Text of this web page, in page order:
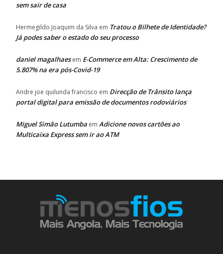
sem sair de casa
Hermegildo Joaquim da Silva em Tratou o Bilhete de Identidade?
Já podes saber o estado do seu processo
daniel magalhaesem E-Commerce em Alta: Crescimento de
5.807% na era pós-Covid-19
Andre joe quilunda francisco em Direcção de Trânsito lança
portal digital para emissão de documentos rodoviários
Miguel Simão Lutumba em Adicione novos cartões ao
Multicaixa Express sem ir ao ATM